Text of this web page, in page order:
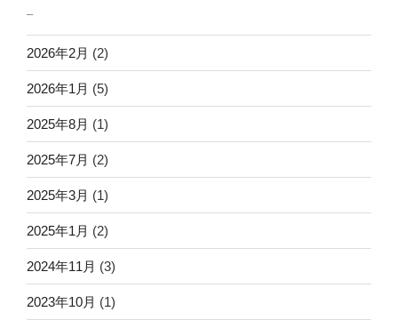
2026年2月 (2)
2026年1月 (5)
2025年8月 (1)
2025年7月 (2)
2025年3月 (1)
2025年1月 (2)
2024年11月 (3)
2023年10月 (1)